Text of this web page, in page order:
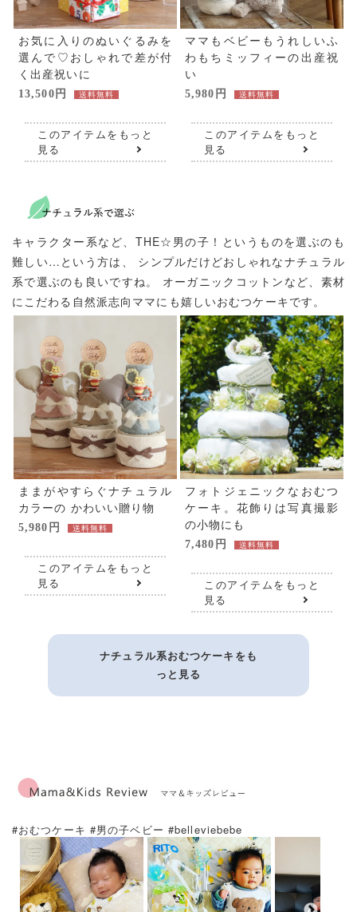
お気に入りのぬいぐるみを
選んで♡おしゃれで差が付
く出産祝いに
13,500円 送料無料
このアイテムをもっと
見る
ママもベビーもうれしいふ
わもちミッフィーの出産祝
い
5,980円 送料無料
このアイテムをもっと
見る
キャラクター系など、THE☆男の子！というものを選ぶのも
難しい…という方は、
シンプルだけどおしゃれなナチュラル
系で選ぶのも良いですね。
オーガニックコットンなど、素材
にこだわる自然派志向ママにも嬉しいおむつケーキです。
ままがやすらぐナチュラル
カラーの かわいい贈り物
5,980円 送料無料
このアイテムをもっと
見る
フォトジェニックなおむつ
ケーキ。花飾りは写真撮影
の小物にも
7,480円 送料無料
このアイテムをもっと
見る
ナチュラル系おむつケーキをも
っと見る
#おむつケーキ #男の子ベビー #belleviebebe